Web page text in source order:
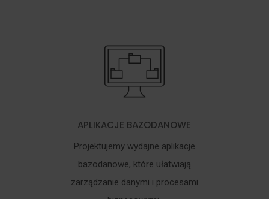
APLIKACJE BAZODANOWE
Projektujemy wydajne aplikacje
bazodanowe, które ułatwiają
zarządzanie danymi i procesami